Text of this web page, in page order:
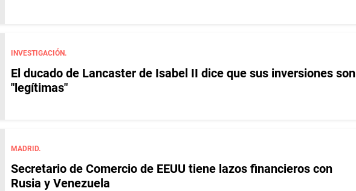
INVESTIGACIÓN.
El ducado de Lancaster de Isabel II dice que sus inversiones son
"legítimas"
MADRID.
Secretario de Comercio de EEUU tiene lazos financieros con
Rusia y Venezuela